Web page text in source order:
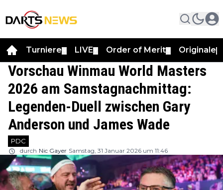
Turniere LIVE Order of Merit Originale
Vorschau Winmau World Masters
2026 am Samstagnachmittag:
Legenden-Duell zwischen Gary
Anderson und James Wade
PDC
durch Nic Gayer Samstag, 31 Januar 2026 um 11:46